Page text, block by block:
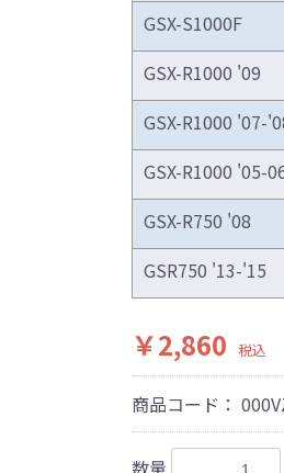
GSX-S1000F
GSX-R1000 '09
GSX-R1000 '07-
GSX-R1000 '05-
GSX-R750 '08
GSR750 '13-'15
￥2,860 税込
商品コード：
数量
ーの取付けイメージをわかりや